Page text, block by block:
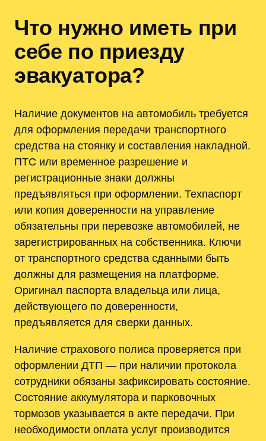
Что нужно иметь при
себе по приезду
эвакуатора?
Наличие документов на автомобиль требуется
для оформления передачи транспортного
средства на стоянку и составления накладной.
ПТС или временное разрешение и
регистрационные знаки должны
предъявляться при оформлении. Техпаспорт
или копия доверенности на управление
обязательны при перевозке автомобилей, не
зарегистрированных на собственника. Ключи
от транспортного средства сданными быть
должны для размещения на платформе.
Оригинал паспорта владельца или лица,
действующего по доверенности,
предъявляется для сверки данных.
Наличие страхового полиса проверяется при
оформлении ДТП — при наличии протокола
сотрудники обязаны зафиксировать состояние.
Состояние аккумулятора и парковочных
тормозов указывается в акте передачи. При
необходимости оплата услуг производится